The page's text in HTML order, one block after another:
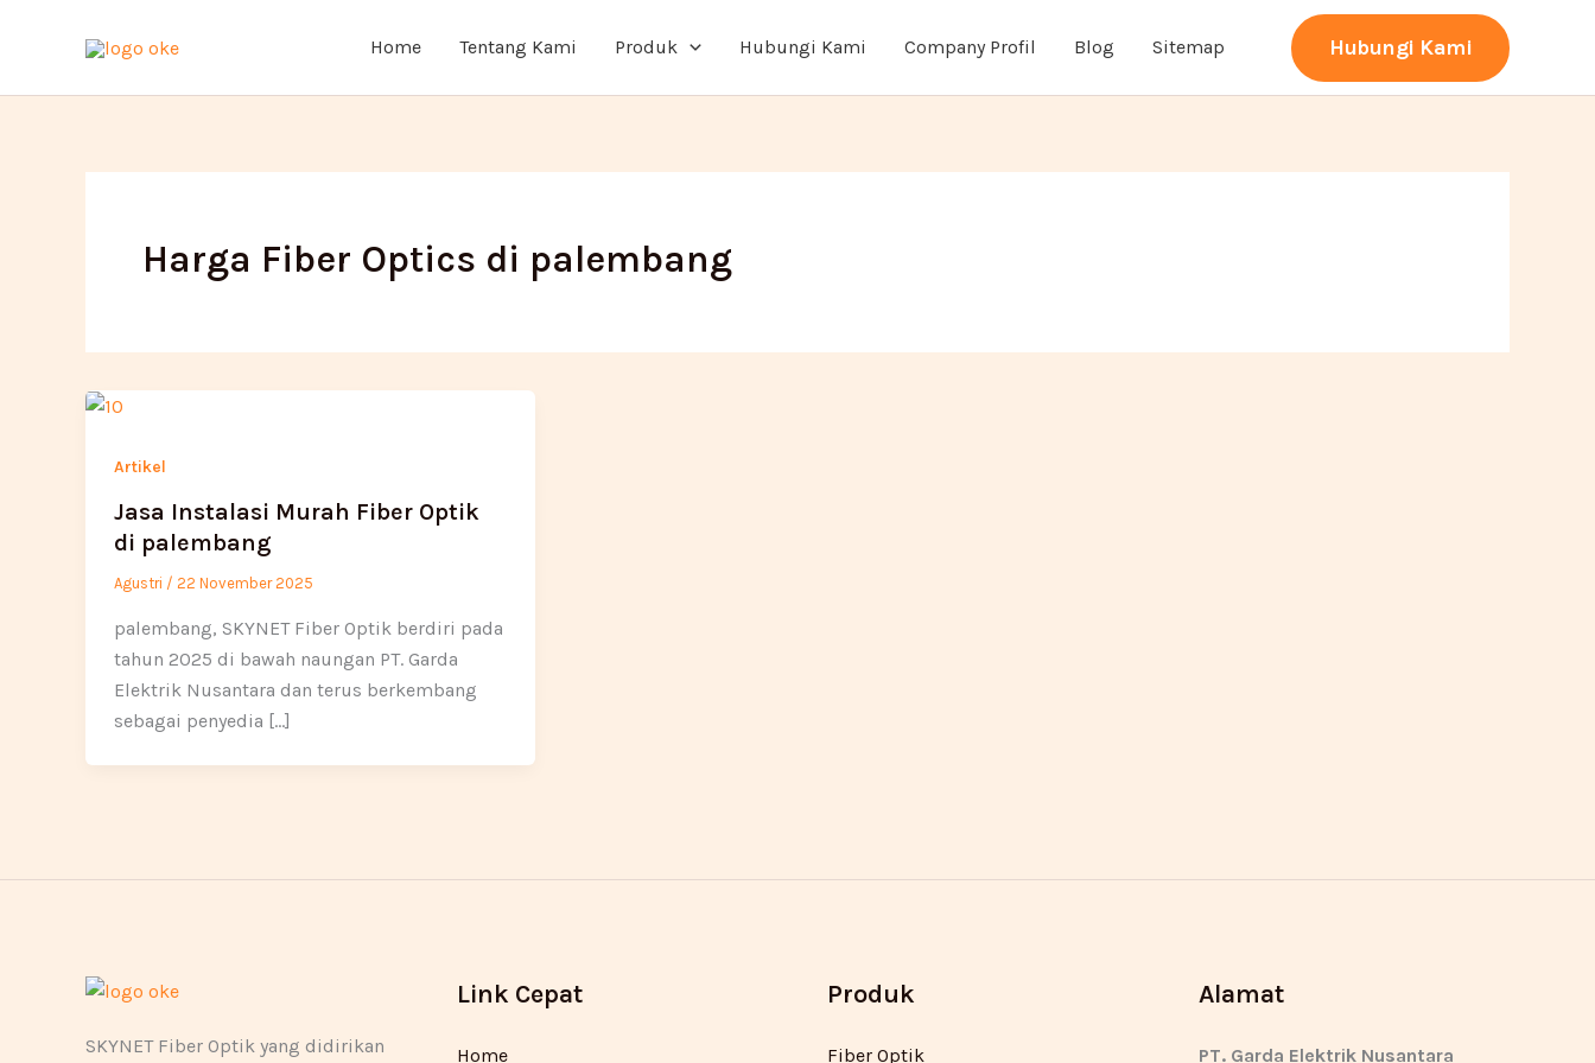
Home Tentang Kami Produk Hubungi Kami Company Profil Blog Sitemap Hubungi Kami
Harga Fiber Optics di palembang
Artikel
Jasa Instalasi Murah Fiber Optik
di palembang
Agustri / 22 November 2025
palembang, SKYNET Fiber Optik berdiri pada
tahun 2025 di bawah naungan PT. Garda
Elektrik Nusantara dan terus berkembang
sebagai penyedia […]
SKYNET Fiber Optik yang didirikan
Link Cepat
Home
Produk
Fiber Optik
Alamat
PT. Garda Elektrik Nusantara